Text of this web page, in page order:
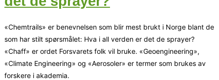
«Chemtrails» er benevnelsen som blir mest brukt i Norge blant de
som har stilt spørsmålet: Hva i all verden er det de sprayer?
«Chaff» er ordet Forsvarets folk vil bruke. «Geoengineering»,
«Climate Engineering» og «Aerosoler» er termer som brukes av
forskere i akademia.